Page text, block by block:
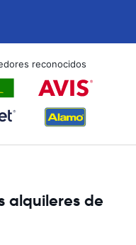
reconocidos
alquileres de